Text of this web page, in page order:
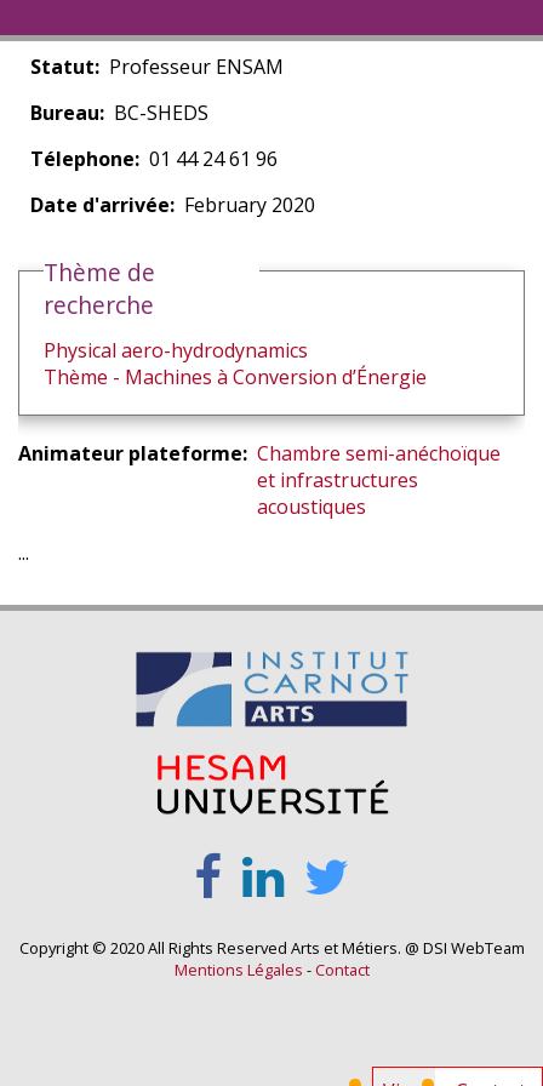
Statut
Professeur ENSAM
Bureau
BC-SHEDS
Télephone 01 44 24 61 96
Date d'arrivée
February 2020
Thème de
recherche
Physical aero-hydrodynamics
Thème - Machines à Conversion d’Énergie
Animateur plateforme Chambre semi-anéchoïque
et infrastructures
acoustiques
...
Copyright © 2020 All Rights Reserved Arts et Métiers. @ DSI WebTeam
Mentions Légales -Contact